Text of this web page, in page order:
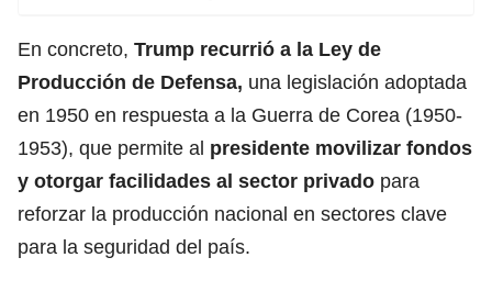
En concreto, Trump recurrió a la Ley de
Producción de Defensa, una legislación adoptada
en 1950 en respuesta a la Guerra de Corea (1950-
1953), que permite al presidente movilizar fondos
y otorgar facilidades al sector privado para
reforzar la producción nacional en sectores clave
para la seguridad del país.